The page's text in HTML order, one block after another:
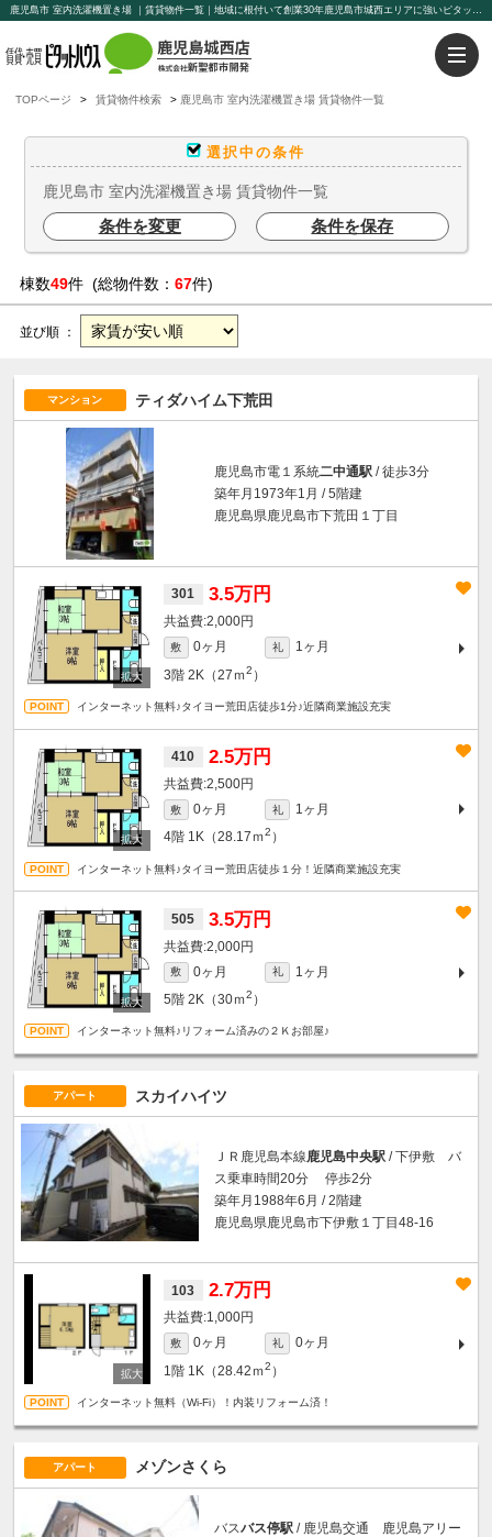
鹿児島市 室内洗濯機置き場 ｜賃貸物件一覧｜地域に根付いて創業30年鹿児島市城西エリアに強いピタットハウス鹿児島城西店【新聖都市開発】豊富な物件を取り揃えております。賃貸管理もお任せください。
TOPページ 賃貸物件検索 鹿児島市 室内洗濯機置き場 賃貸物件一覧
選択中の条件
鹿児島市 室内洗濯機置き場 賃貸物件一覧
条件を変更 条件を保存
棟数49件 (総物件数： 67件)
並び順 ：
マンション ティダハイム下荒田
鹿児島市電１系統二中通駅 / 徒歩3分
築年月1973年1月 / 5階建
鹿児島県鹿児島市下荒田１丁目
301 3.5万円
2,000円
敷 0ヶ月 礼
1ヶ月
3階 2K（27ｍ2 ）
インターネット無料♪タイヨー荒田店徒歩1分♪近隣商業施設充実
410 2.5万円
2,500円
敷 0ヶ月 礼
1ヶ月
4階 1K（28.17ｍ2 ）
インターネット無料♪タイヨー荒田店徒歩１分！近隣商業施設充実
505 3.5万円
2,000円
敷 0ヶ月 礼
1ヶ月
5階 2K（30ｍ2 ）
インターネット無料♪リフォーム済みの２Ｋお部屋♪
アパート スカイハイツ
ＪＲ鹿児島本線鹿児島中央駅 / 下伊敷 バ
ス乗車時間20分 停歩2分
築年月1988年6月 / 2階建
鹿児島県鹿児島市下伊敷１丁目48-16
103 2.7万円
1,000円
敷 0ヶ月 礼
0ヶ月
1階 1K（28.42ｍ2 ）
インターネット無料（Wi-Fi）！内装リフォーム済！
アパート メゾンさくら
バスバス停駅 / 鹿児島交通 鹿児島アリー